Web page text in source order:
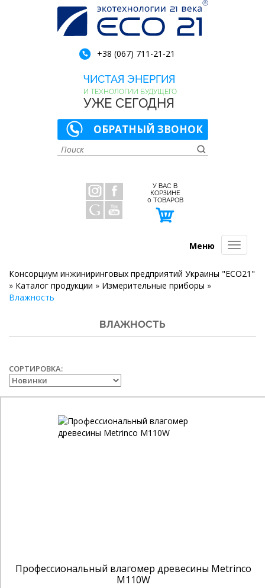
+38 (067) 711-21-21
ЧИСТАЯ ЭНЕРГИЯ
И ТЕХНОЛОГИИ БУДУЩЕГО
УЖЕ СЕГОДНЯ
ОБРАТНЫЙ ЗВОНОК
У ВАС В
КОРЗИНЕ
0 ТОВАРОВ
Меню
Консорциум инжиниринговых предприятий Украины "ECO21"
» Каталог продукции » Измерительные приборы »
Влажность
ВЛАЖНОСТЬ
СОРТИРОВКА:
Профессиональный влагомер древесины Metrinco
M110W